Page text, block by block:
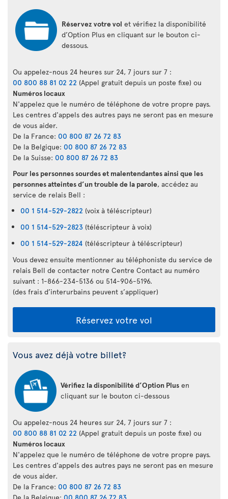
Réservez votre vol et vérifiez la disponibilité
d’Option Plus en cliquant sur le bouton ci-
dessous.
Ou appelez-nous 24 heures sur 24, 7 jours sur 7 :
00 800 88 81 02 22 (Appel gratuit depuis un poste fixe) ou
Numéros locaux
N'appelez que le numéro de téléphone de votre propre pays.
Les centres d'appels des autres pays ne seront pas en mesure
de vous aider.
De la France: 00 800 87 26 72 83
De la Belgique: 00 800 87 26 72 83
De la Suisse: 00 800 87 26 72 83
Pour les personnes sourdes et malentendantes ainsi que les
personnes atteintes d’un trouble de la parole, accédez au
service de relais Bell :
00 1 514-529-2822 (voix à téléscripteur)
00 1 514-529-2823 (téléscripteur à voix)
00 1 514-529-2824 (téléscripteur à téléscripteur)
Vous devez ensuite mentionner au téléphoniste du service de
relais Bell de contacter notre Centre Contact au numéro
suivant : 1-866-234-5136 ou 514-906-5196.
(des frais d’interurbains peuvent s’appliquer)
Réservez votre vol
Vous avez déjà votre billet?
Vérifiez la disponibilité d’Option Plus en
cliquant sur le bouton ci-dessous
Ou appelez-nous 24 heures sur 24, 7 jours sur 7 :
00 800 88 81 02 22 (Appel gratuit depuis un poste fixe) ou
Numéros locaux
N'appelez que le numéro de téléphone de votre propre pays.
Les centres d'appels des autres pays ne seront pas en mesure
de vous aider.
De la France: 00 800 87 26 72 83
De la Belgique: 00 800 87 26 72 83